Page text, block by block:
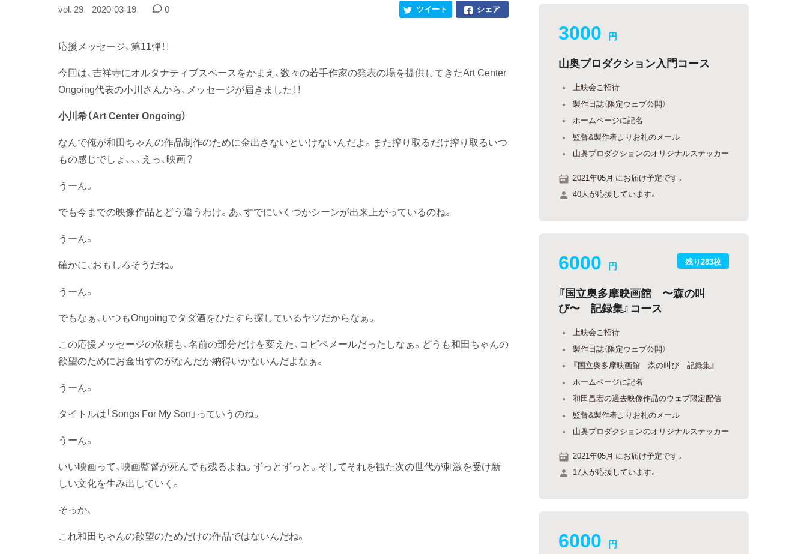
vol. 29 2020-03-19 0 シェア
ツイート
応援メッセージ、第11弾！！
今回は、吉祥寺にオルタナティブスペースをかまえ、数々の若手作家の発表の場を提供してきたArt Center
Ongoing代表の小川さんから、メッセージが届きました！！
小川希（Art Center Ongoing）
なんで俺が和田ちゃんの作品制作のために金出さないといけないんだよ。また搾り取るだけ搾り取るいつ
もの感じでしょ、、、えっ、映画？
うーん。
でも今までの映像作品とどう違うわけ。あ、すでにいくつかシーンが出来上がっているのね。
うーん。
確かに、おもしろそうだね。
うーん。
でもなぁ、いつもOngoingでタダ酒をひたすら探しているヤツだからなぁ。
この応援メッセージの依頼も、名前の部分だけを変えた、コピペメールだったしなぁ。どうも和田ちゃんの
欲望のためにお金出すのがなんだか納得いかないんだよなぁ。
うーん。
タイトルは「Songs For My Son」っていうのね。
うーん。
いい映画って、映画監督が死んでも残るよね。ずっとずっと。そしてそれを観た次の世代が刺激を受け新
しい文化を生み出していく。
そっか、
これ和田ちゃんの欲望のためだけの作品ではないんだね。
3000 円
山奥プロダクション入門コース
上映会ご招待
製作日誌（限定ウェブ公開）
ホームページに記名
監督&製作者よりお礼のメール
山奥プロダクションのオリジナルステッカー
2021年05月 にお届け予定です。
40人が応援しています。
残り283枚
6000 円
『国立奥多摩映画館 〜森の叫
び〜 記録集』コース
上映会ご招待
製作日誌（限定ウェブ公開）
『国立奥多摩映画館 森の叫び 記録集』
ホームページに記名
和田昌宏の過去映像作品のウェブ限定配信
監督&製作者よりお礼のメール
山奥プロダクションのオリジナルステッカー
2021年05月 にお届け予定です。
17人が応援しています。
6000 円